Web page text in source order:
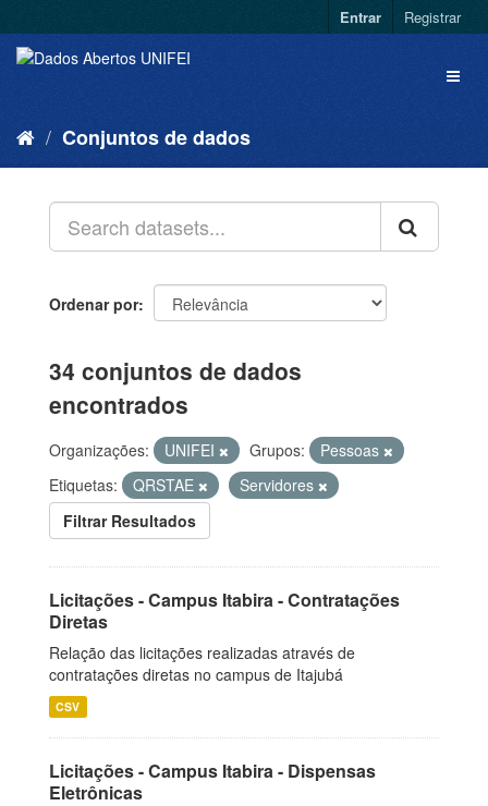
Entrar Registrar
Conjuntos de dados
Ordenar por
34 conjuntos de dados
encontrados
Organizações: UNIFEI Grupos:
Pessoas
Etiquetas:
QRSTAE
Servidores
Filtrar Resultados
Licitações - Campus Itabira - Contratações
Diretas
Relação das licitações realizadas através de
contratações diretas no campus de Itajubá
CSV
Licitações - Campus Itabira - Dispensas
Eletrônicas